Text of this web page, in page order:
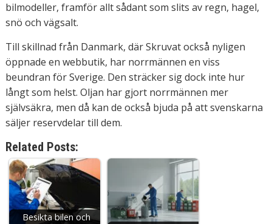
bilmodeller, framför allt sådant som slits av regn, hagel,
snö och vägsalt.
Till skillnad från Danmark, där Skruvat också nyligen
öppnade en webbutik, har norrmännen en viss
beundran för Sverige. Den sträcker sig dock inte hur
långt som helst. Oljan har gjort norrmännen mer
självsäkra, men då kan de också bjuda på att svenskarna
säljer reservdelar till dem.
Related Posts:
Besikta bilen och